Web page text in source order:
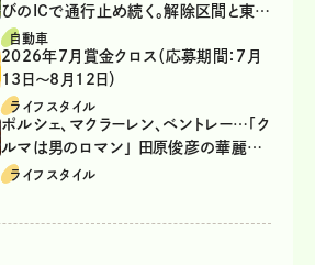
びのICで通行止め続く。解除区間と東九
州道の迂回ルート
自動車
2026年7月賞金クロス（応募期間：7月
13日～8月12日）
ライフスタイル
ポルシェ、マクラーレン、ベントレー…「ク
ルマは男のロマン」 田原俊彦の華麗な
る愛車遍歴
ライフスタイル